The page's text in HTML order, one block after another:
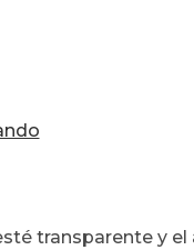
transparente y el